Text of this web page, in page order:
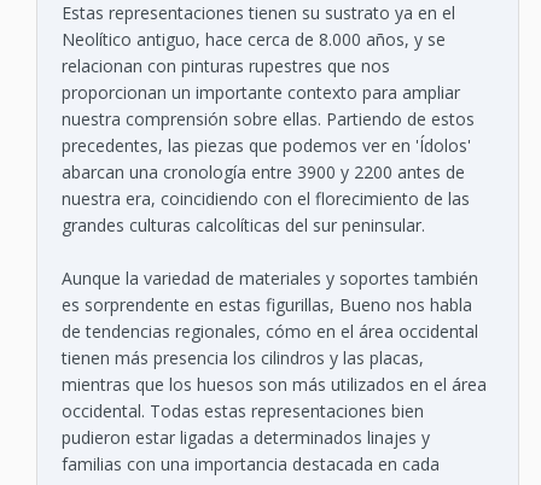
Estas representaciones tienen su sustrato ya en el
Neolítico antiguo, hace cerca de 8.000 años, y se
relacionan con pinturas rupestres que nos
proporcionan un importante contexto para ampliar
nuestra comprensión sobre ellas. Partiendo de estos
precedentes, las piezas que podemos ver en 'Ídolos'
abarcan una cronología entre 3900 y 2200 antes de
nuestra era, coincidiendo con el florecimiento de las
grandes culturas calcolíticas del sur peninsular.
Aunque la variedad de materiales y soportes también
es sorprendente en estas figurillas, Bueno nos habla
de tendencias regionales, cómo en el área occidental
tienen más presencia los cilindros y las placas,
mientras que los huesos son más utilizados en el área
occidental. Todas estas representaciones bien
pudieron estar ligadas a determinados linajes y
familias con una importancia destacada en cada